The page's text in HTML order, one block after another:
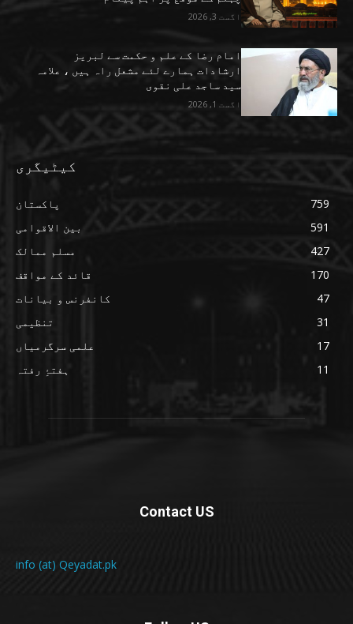
اگست 3, 2026
امام رضا کے علم و حکمت سے لبریز
ارشادات ہمارے لئے مشعل راہ ہیں ، علامہ
سید ساجد علی نقوی
اگست 1, 2026
کیٹیگری
پاکستان
759
بین الاقوامی
591
مسلم ممالک
427
قائد کے مواقف
170
کانفرنس و بیانات
47
تنظیمی
31
علمی سرگرمیاں
17
ہفتۂِ رفتہ
11
Contact US
info (at) Qeyadat.pk